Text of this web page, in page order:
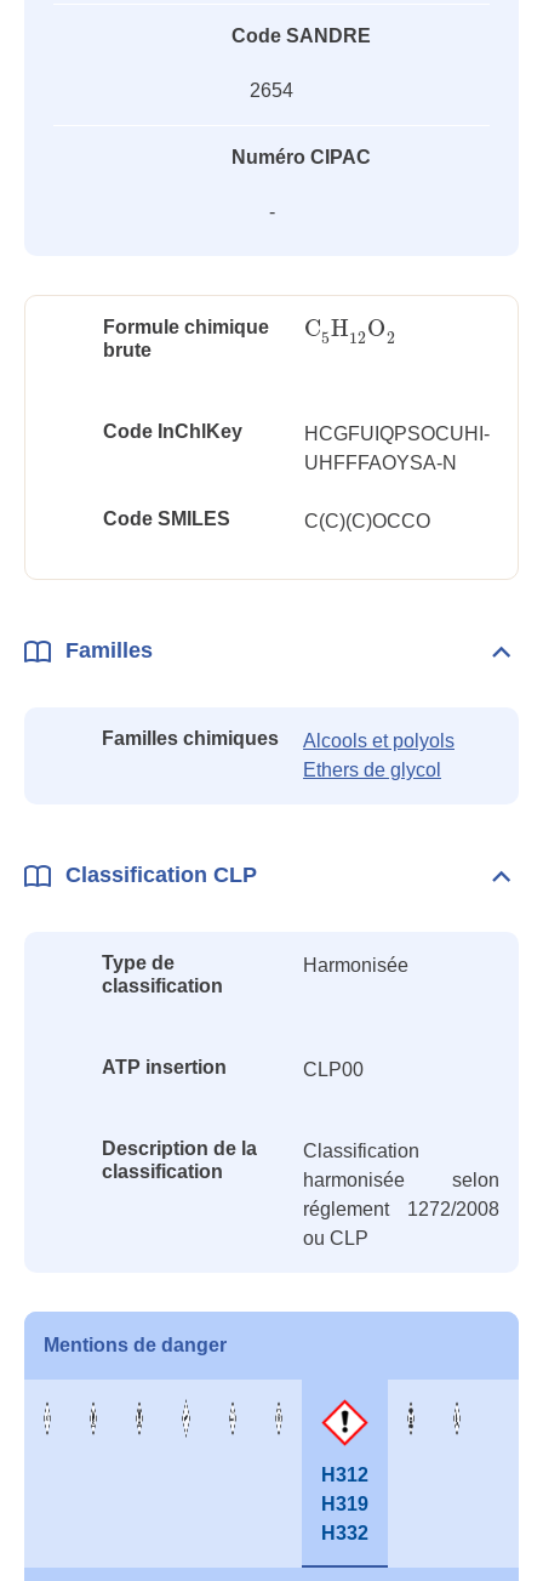
Code SANDRE
2654
Numéro CIPAC
-
Formule chimique
brute
C5H12O2
C5H12O2
Code InChlKey
HCGFUIQPSOCUHI-
UHFFFAOYSA-N
Code SMILES C(C)(C)OCCO
Familles
Familles chimiques
Alcools et polyols
Ethers de glycol
Classification CLP
Type de
classification
Harmonisée
ATP insertion CLP00
Description de la
classification
Classification
harmonisée selon
réglement 1272/2008
ou CLP
Mentions de danger
H312
H319
H332